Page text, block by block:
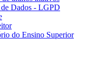
Dados - LGPD
do Ensino Superior